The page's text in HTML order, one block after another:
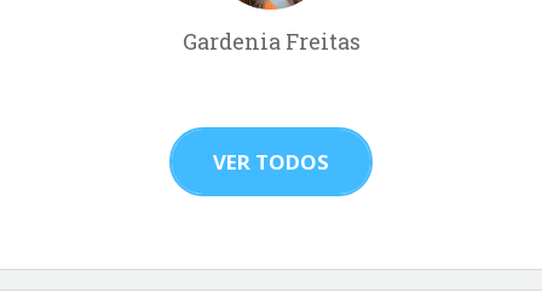
Gardenia Freitas
VER TODOS